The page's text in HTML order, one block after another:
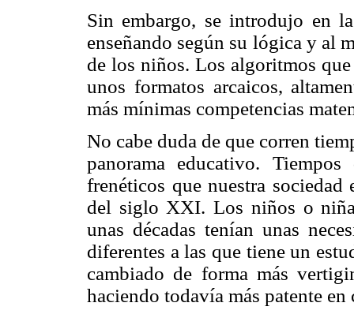
Sin embargo, se introdujo en
enseñando según su lógica y al
de los niños. Los algoritmos
unos formatos arcaicos,
más mínimas competencias
No cabe duda de que corren
panorama educativo.
frenéticos que nuestra
del siglo XXI. Los niños o
unas décadas tenían unas
diferentes a las que tiene un
cambiado de forma más
haciendo todavía más patente